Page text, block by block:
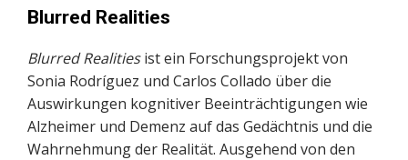
Blurred Realities
Blurred Realitiesist ein Forschungsprojekt von
Sonia Rodríguez und Carlos Collado über die
Auswirkungen kognitiver Beeinträchtigungen wie
Alzheimer und Demenz auf das Gedächtnis und die
Wahrnehmung der Realität. Ausgehend von den